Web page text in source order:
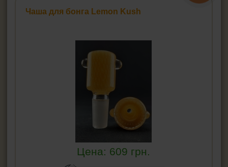
Чаша для бонга Lemon Kush
Цена: 609 грн.